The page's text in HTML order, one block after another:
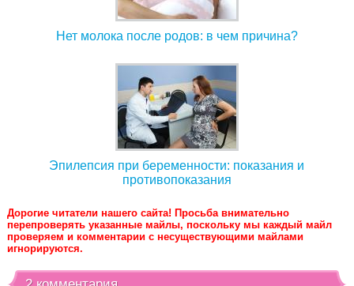
Нет молока после родов: в чем причина?
Эпилепсия при беременности: показания и
противопоказания
Дорогие читатели нашего сайта! Просьба внимательно
перепроверять указанные майлы, поскольку мы каждый майл
проверяем и комментарии с несуществующими майлами
игнорируются.